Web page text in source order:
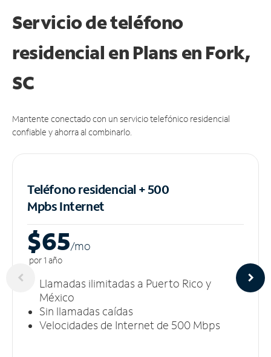
Servicio de teléfono
residencial en Plans en Fork,
SC
Mantente conectado con un servicio telefónico residencial
confiable y ahorra al combinarlo.
Teléfono residencial + 500
MpbsInternet
$65/mo
por 1 año
Llamadas ilimitadas a Puerto Rico y
México
Sin llamadas caídas
Velocidades de Internet de 500 Mbps